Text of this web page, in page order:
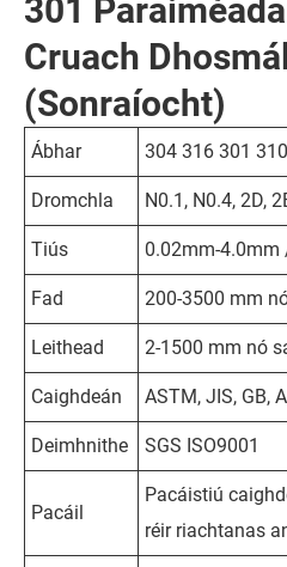
301
Cruach
(Sonraíocht)
Ábhar 304 316 301
Dromchla N0.1, N0.4, 2D,
Tiús 0.02mm-
Fad 200-3500 mm
Leithead 2-1500 mm nó
Caighdeán ASTM, JIS, GB,
Deimhnithe SGS ISO9001
Pacáil
Pacáistiú
réir riachtanas